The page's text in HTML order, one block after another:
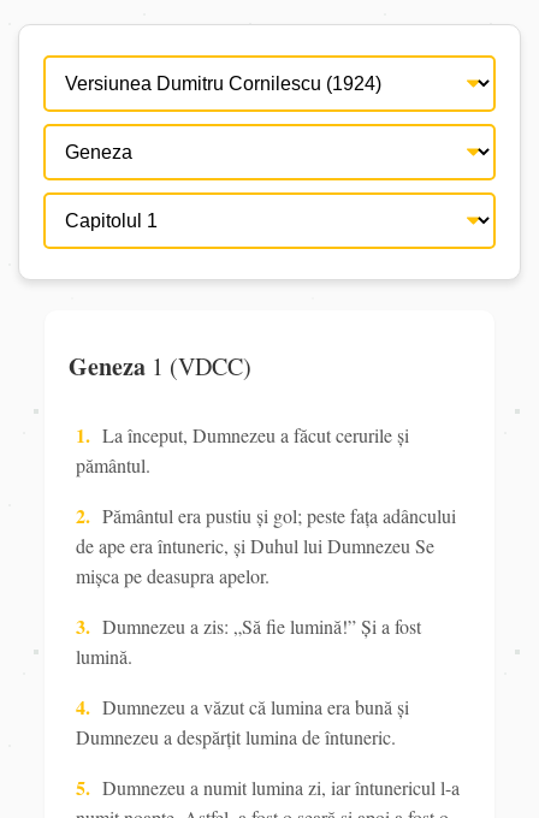
Geneza1 (VDCC)
1. La început, Dumnezeu a făcutcerurile și
pământul.
2. Pământul era pustiu și gol; peste faţa adâncului
de ape era întuneric, și Duhullui Dumnezeu Se
mișca pe deasupra apelor.
3. Dumnezeua zis: „Să fielumină!” Și a fost
lumină.
4. Dumnezeu a văzut că lumina era bună și
Dumnezeu a despărţit lumina de întuneric.
5. Dumnezeu a numit lumina zi, iar întunericul l-a